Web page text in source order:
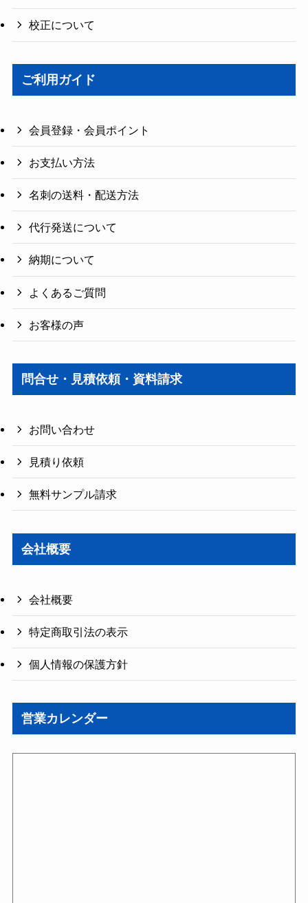
校正について
ご利用ガイド
会員登録・会員ポイント
お支払い方法
名刺の送料・配送方法
代行発送について
納期について
よくあるご質問
お客様の声
問合せ・見積依頼・資料請求
お問い合わせ
見積り依頼
無料サンプル請求
会社概要
会社概要
特定商取引法の表示
個人情報の保護方針
営業カレンダー